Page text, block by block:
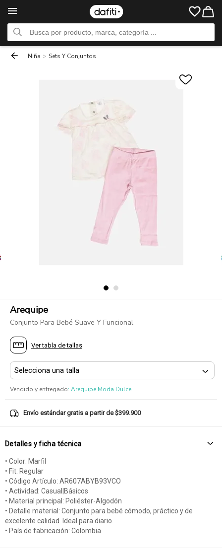
Niña > Sets Y Conjuntos
Arequipe
Conjunto Para Bebé Suave Y Funcional
Ver tabla de tallas
Vendido y entregado: Arequipe Moda Dulce
Envío estándar gratis a partir de $399.900
Detalles y ficha técnica
• Color: Marfil
• Fit: Regular
• Código Artículo: AR607ABYB93VCO
• Actividad: Casual|Básicos
• Material principal: Poliéster-Algodón
• Detalle material: Conjunto para bebé cómodo, práctico y de
excelente calidad. Ideal para diario.
• País de fabricación: Colombia